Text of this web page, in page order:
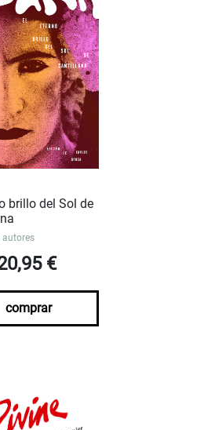
brillo del Sol de
autores
€
comprar